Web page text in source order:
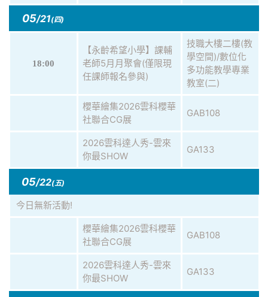
05/21(四)
18:00
【永齡希望小學】課輔
老師5月月聚會(僅限現
任課師報名參與)
技職大樓二樓(教
學空間)/數位化
多功能教學專業
教室(二)
櫻華繪集2026雲科櫻華
社聯合CG展
GAB108
2026雲科達人秀-雲來
你最SHOW
GA133
05/22(五)
今日無新活動!
櫻華繪集2026雲科櫻華
社聯合CG展
GAB108
2026雲科達人秀-雲來
你最SHOW
GA133